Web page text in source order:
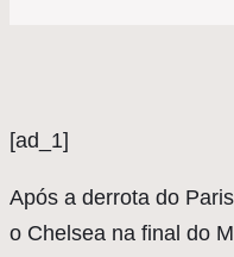
[ad_1]
Após a derrota do
o Chelsea na final do